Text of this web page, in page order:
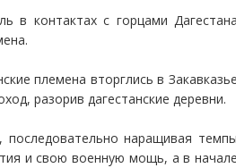
в контактах с горцами
племена вторглись в
разорив дагестанские деревни.
последовательно наращивая
и свою военную мощь, а в